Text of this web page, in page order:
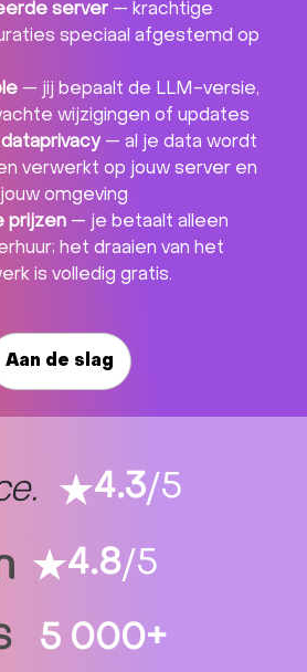
server — krachtige
speciaal afgestemd op
— jij bepaalt de LLM-versie,
wijzigingen of updates
— al je data wordt
verwerkt op jouw server en
omgeving
prijzen — je betaalt alleen
het draaien van het
is volledig gratis.
Aan de slag
4.3/5
4.8/5
5 000+